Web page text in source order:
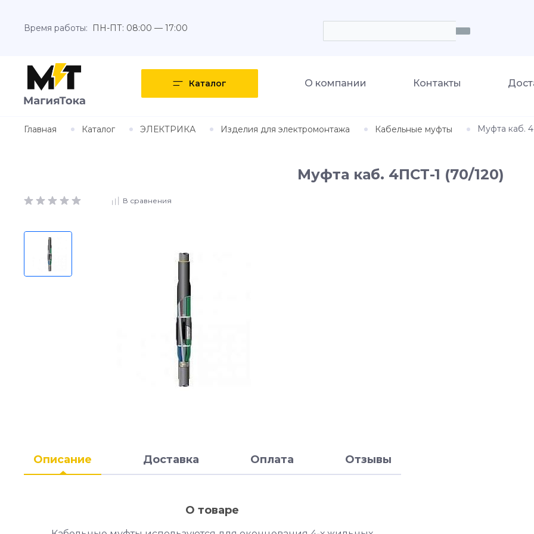
Время работы: ПН-ПТ: 08:00 — 17:00
Каталог О компании Контакты
Главная Каталог ЭЛЕКТРИКА Изделия для электромонтажа Кабельные муфты Муфта каб.
Муфта каб. 4ПСТ-1 (70/120)
В сравнения
Описание Доставка Оплата Отзывы
О товаре